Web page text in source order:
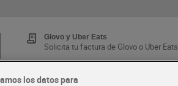
Glovo y Uber Eats
Solicita tu factura de Glovo o Uber Eats
los datos para